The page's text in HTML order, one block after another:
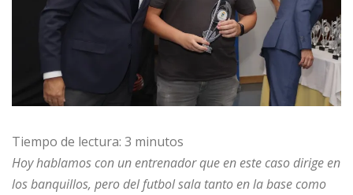
Tiempo de lectura: 3 minutos
Hoy hablamos con un entrenador que en este caso dirige en
los banquillos, pero del futbol sala tanto en la base como